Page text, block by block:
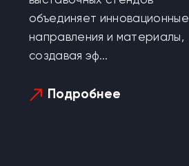
объединяет инновационные
направления и материалы,
создавая эф...
Подробнее